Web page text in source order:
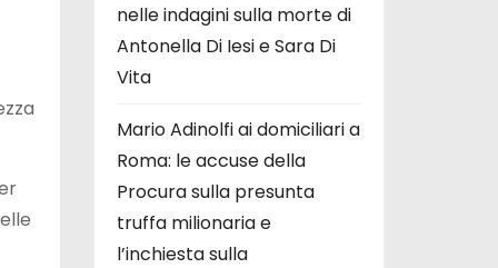
nelle indagini sulla morte di
Antonella Di Iesi e Sara Di
Vita
Mario Adinolfi ai domiciliari a
Roma: le accuse della
Procura sulla presunta
truffa milionaria e
l’inchiesta sulla